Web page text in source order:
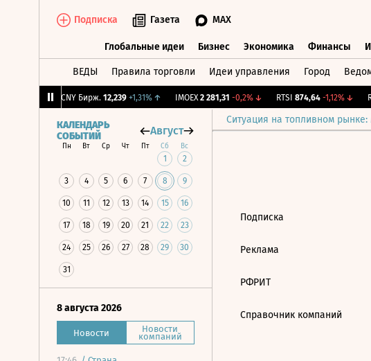
Подписка Газета MAX
Глобальные идеи Бизнес Экономика Финансы
ВЕДЫ Правила торговли Идеи управления Город
CNY Бирж. 12,239 +1,31%↑ IMOEX 2 281,31 -0,2%↓ RTSI 874,64 -1,12%↓
Ситуация на топливном
КАЛЕНДАРЬ
СОБЫТИЙ
Август
Пн Вт Ср Чт Пт Сб Вс
1 2
3 4 5 6 7 8 9
10 11 12 13 14 15 16
17 18 19 20 21 22 23
24 25 26 27 28 29 30
31
8 августа 2026
Новости Новости
компаний
Подписка
Реклама
РФРИТ
Справочник компаний